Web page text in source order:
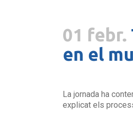
01 febr.
en el
La jornada ha
explicat els